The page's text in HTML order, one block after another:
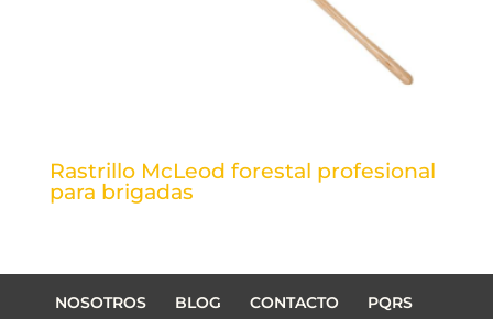
Rastrillo McLeod forestal profesional
para brigadas
NOSOTROS BLOG CONTACTO
PQRS